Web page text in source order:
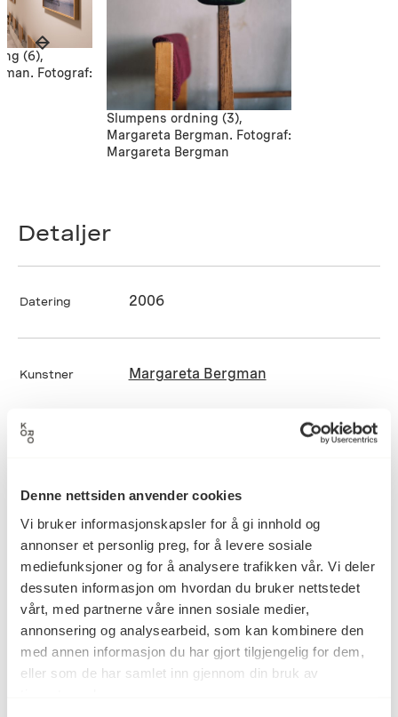
Denne nettsiden anvender cookies
Vi bruker informasjonskapsler for å gi innhold og
annonser et personlig preg, for å levere sosiale
mediefunksjoner og for å analysere trafikken vår. Vi deler
dessuten informasjon om hvordan du bruker nettstedet
vårt, med partnerne våre innen sosiale medier,
annonsering og analysearbeid, som kan kombinere den
med annen informasjon du har gjort tilgjengelig for dem,
eller som de har samlet inn gjennom din bruk av
(6),
Fotograf:
Slumpens ordning (3),
Margareta Bergman. Fotograf:
Margareta Bergman
Detaljer
Datering 2006
Kunstner Margareta Bergman
Kategori C-print, Digital print, Fotografi
Teknikk og
C-print på fotopapir
Mål
Høyde: 100cm
Bredde: 100cm